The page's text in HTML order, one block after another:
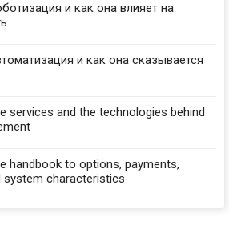
и как она влияет на
и как она сказывается
services and the technologies behind
handbook to options, payments,
system characteristics